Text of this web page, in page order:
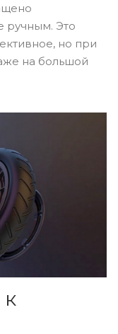
ручным. Это
но при
на большой